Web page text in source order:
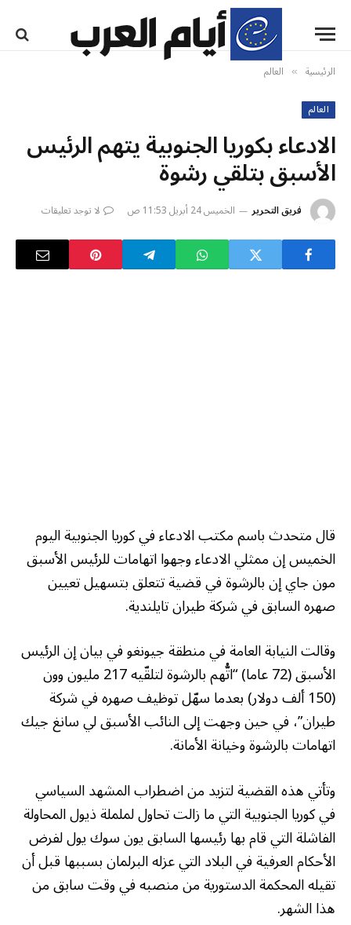
الرئيسية » العالم
العالم
الادعاء بكوريا الجنوبية يتهم الرئيس
الأسبق بتلقي رشوة
فريق التحرير الخميس 24 أبريل 11:53 ص لا توجد تعليقات
قال متحدث باسم مكتب الادعاء في كوريا الجنوبية اليوم
الخميس إن ممثلي الادعاء وجهوا اتهامات للرئيس الأسبق
مون جاي إن بالرشوة في قضية تتعلق بتسهيل تعيين
صهره السابق في شركة طيران تايلندية.
وقالت النيابة العامة في منطقة جيونغو في بيان إن الرئيس
الأسبق (72 عاما) “اتُّهم بالرشوة لتلقّيه 217 مليون وون
(150 ألف دولار) بعدما سهّل توظيف صهره في شركة
طيران”، في حين وجهت إلى النائب الأسبق لي سانغ جيك
اتهامات بالرشوة وخيانة الأمانة.
وتأتي هذه القضية لتزيد من اضطراب المشهد السياسي
في كوريا الجنوبية التي ما زالت تحاول لململة ذيول المحاولة
الفاشلة التي قام بها رئيسها السابق يون سوك يول لفرض
الأحكام العرفية في البلاد التي عزله البرلمان بسببها قبل أن
تقيله المحكمة الدستورية من منصبه في وقت سابق من
هذا الشهر.